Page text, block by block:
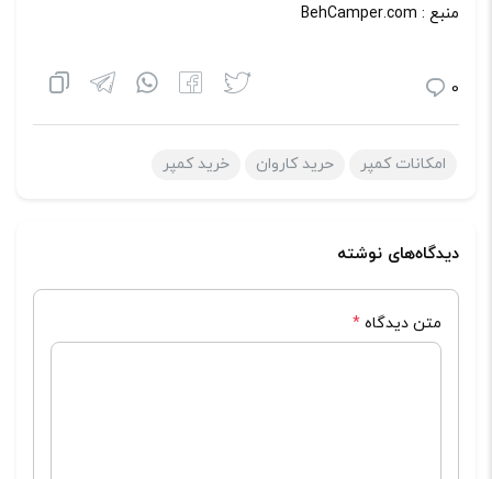
منبع : BehCamper.com
0
امکانات کمپر حرید کاروان خرید کمپر
دیدگاه‌های نوشته
متن دیدگاه *